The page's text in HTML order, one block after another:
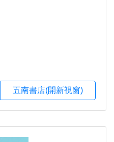
五南書店(開新視窗)